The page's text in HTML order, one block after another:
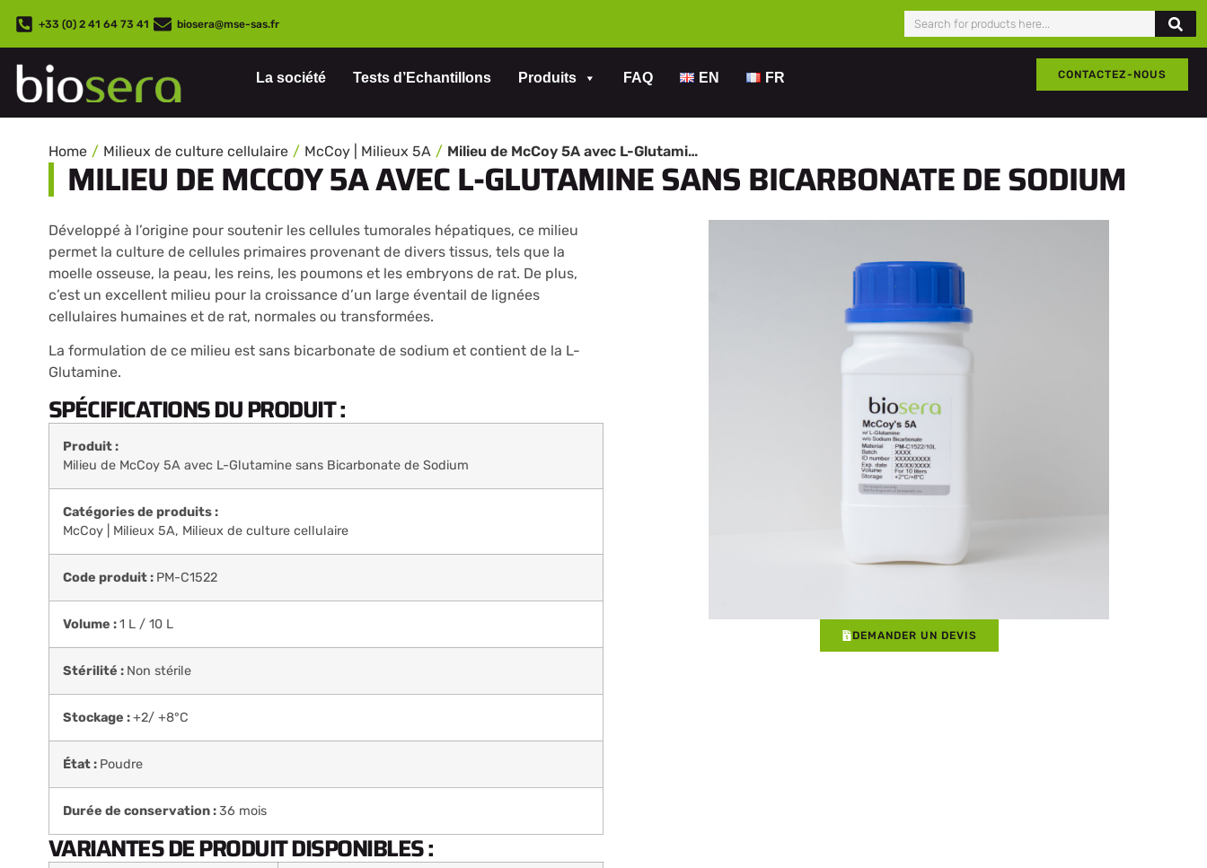
+33 (0) 2 41 64 73 41 biosera@mse-sas.fr
La société Tests d’Echantillons Produits FAQ EN FR CONTACTEZ-NOUS
Home Milieux de culture cellulaire McCoy | Milieux 5A Milieu de McCoy 5A avec L-Glutamine sans Bicarbonate de Sodium
MILIEU DE MCCOY 5A AVEC L-GLUTAMINE SANS BICARBONATE DE SODIUM
Développé à l’origine pour soutenir les cellules tumorales hépatiques, ce milieu
permet la culture de cellules primaires provenant de divers tissus, tels que la
moelle osseuse, la peau, les reins, les poumons et les embryons de rat. De plus,
c’est un excellent milieu pour la croissance d’un large éventail de lignées
cellulaires humaines et de rat, normales ou transformées.
La formulation de ce milieu est sans bicarbonate de sodium et contient de la L-
Glutamine.
SPÉCIFICATIONS DU PRODUIT :
Produit :
Milieu de McCoy 5A avec L-Glutamine sans Bicarbonate de Sodium
Catégories de produits :
McCoy | Milieux 5A, Milieux de culture cellulaire
Code produit : PM-C1522
Volume :1 L / 10 L
Stérilité : Non stérile
Stockage :+2/ +8°C
État : Poudre
Durée de conservation :36 mois
VARIANTES DE PRODUIT DISPONIBLES :
DEMANDER UN DEVIS